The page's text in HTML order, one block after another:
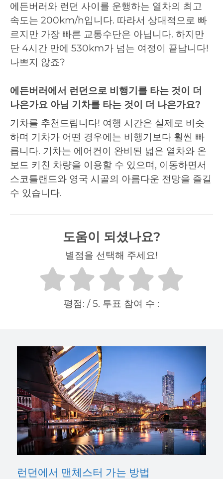
에든버러와 런던 사이를 운행하는 열차의 최고
속도는 200km/h입니다. 따라서 상대적으로 빠
르지만 가장 빠른 교통수단은 아닙니다. 하지만
단 4시간 만에 530km가 넘는 여정이 끝납니다!
나쁘지 않죠?
에든버러에서 런던으로 비행기를 타는 것이 더
나은가요 아님 기차를 타는 것이 더 나은가요?
기차를 추천드립니다! 여행 시간은 실제로 비슷
하며 기차가 어떤 경우에는 비행기보다 훨씬 빠
릅니다. 기차는 에어컨이 완비된 넓은 열차와 온
보드 키친 차량을 이용할 수 있으며, 이동하면서
스코틀랜드와 영국 시골의 아름다운 전망을 즐길
수 있습니다.
도움이 되셨나요?
별점을 선택해 주세요!
평점: / 5. 투표 참여 수 :
런던에서 맨체스터 가는 방법